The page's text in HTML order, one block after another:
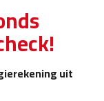
uit